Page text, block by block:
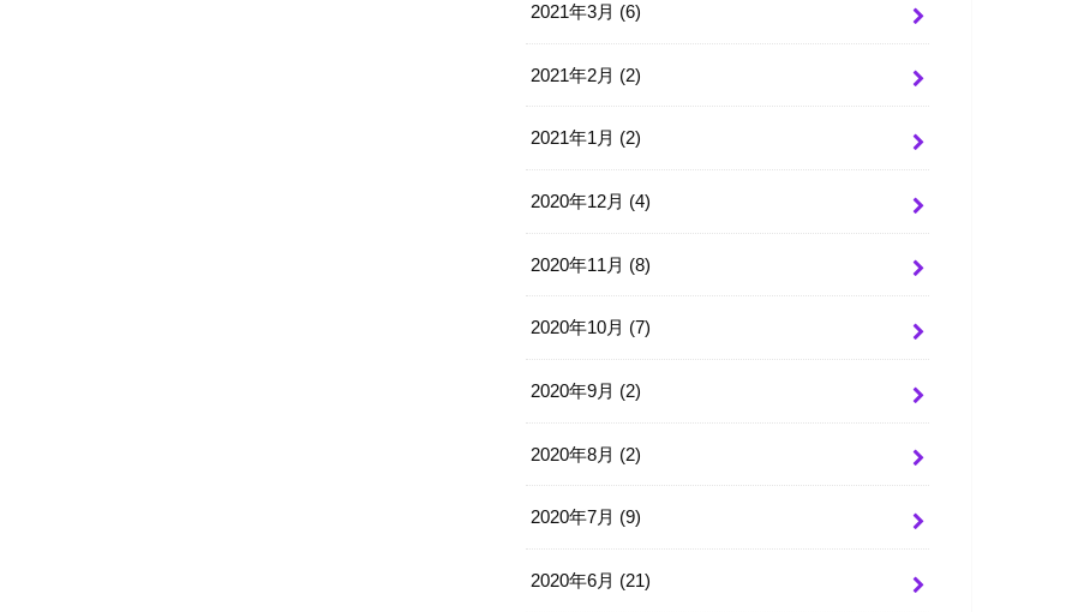
2021年3月 (6)
2021年2月 (2)
2021年1月 (2)
2020年12月 (4)
2020年11月 (8)
2020年10月 (7)
2020年9月 (2)
2020年8月 (2)
2020年7月 (9)
2020年6月 (21)